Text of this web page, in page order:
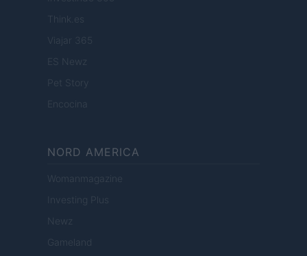
Think.es
Viajar 365
ES Newz
Pet Story
Encocina
NORD AMERICA
Womanmagazine
Investing Plus
Newz
Gameland